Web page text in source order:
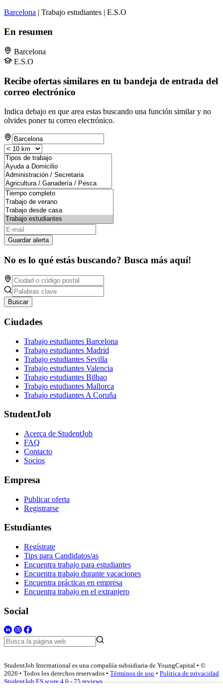
Barcelona | Trabajo estudiantes | E.S.O
En resumen
Barcelona
E.S.O
Recibe ofertas similares en tu bandeja de entrada del
correo electrónico
Indica debajo en que area estas buscando una función similar y no
olvides poner tu correo electrónico.
Guardar alerta
No es lo qué estás buscando? Busca más aquí!
Buscar
Ciudades
Trabajo estudiantes Barcelona
Trabajo estudiantes Madrid
Trabajo estudiantes Sevilla
Trabajo estudiantes Valencia
Trabajo estudiantes Bilbao
Trabajo estudiantes Mallorca
Trabajo estudiantes A Coruña
StudentJob
Acerca de StudentJob
FAQ
Contacto
Socios
Empresa
Publicar oferta
Registrarse
Estudiantes
Regístrate
Tips para Candidatos/as
Encuentra trabajo para estudiantes
Encuentra trabajo durante vacaciones
Encuentra prácticas en empresa
Encuentra trabajo en el extranjero
Social
StudentJob International es una compañía subsidiaria de YoungCapital • ©
2026 • Todos los derechos reservados • Términos de uso • Politica de privacidad
StudentJob ES score 4.0 - 75 reviews